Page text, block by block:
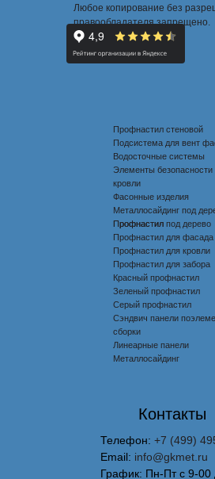
Любое копирование без
правообладателя запрещено.
Профнастил стеновой
Подсистема для вент
Водосточные системы
Элементы безопасности
кровли
Фасонные изделия
Металлосайдинг под
Профнастил под дерево
Профнастил
Профнастил для фасада
Профнастил для кровли
Профнастил для забора
Красный профнастил
Зеленый профнастил
Серый профнастил
Сэндвич панели
сборки
Линеарные панели
Металлосайдинг
Телефон: +7 (499)
Email: info@gkmet.ru
График: Пн-Пт с 9-00
Контакты